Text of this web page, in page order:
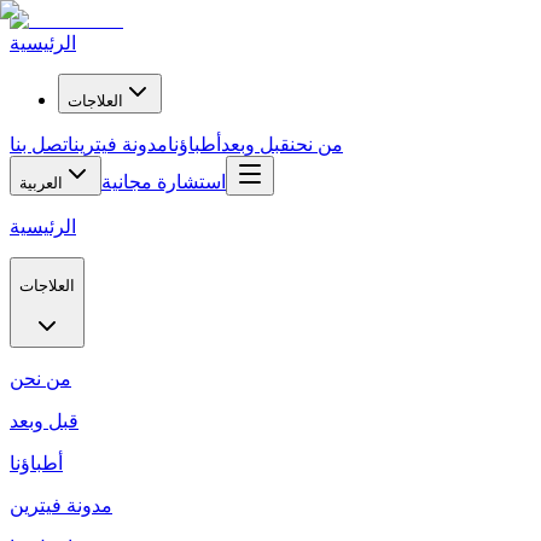
الرئيسية
العلاجات
من نحنقبل وبعد أطباؤنامدونة فيتريناتصل بنا
العربية استشارة مجانية
الرئيسية
العلاجات
من نحن
قبل وبعد
أطباؤنا
مدونة فيترين